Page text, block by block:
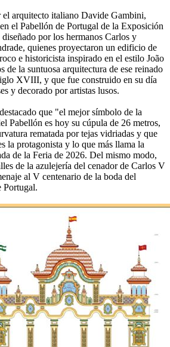
el arquitecto italiano Davide Gambini,
el Pabellón de Portugal de la Exposición
por los hermanos Carlos y
quienes proyectaron un edificio de
e historicista inspirado en el estilo João
de la suntuosa arquitectura de ese reinado
XVIII, y que fue construido en su día
y decorado por artistas lusos.
que "el mejor símbolo de la
Pabellón es hoy su cúpula de 26 metros,
rematada por tejas vidriadas y que
la protagonista y lo que más llama la
de la Feria de 2026. Del mismo modo,
de la azulejería del cenador de Carlos V
al V centenario de la boda del
Portugal.